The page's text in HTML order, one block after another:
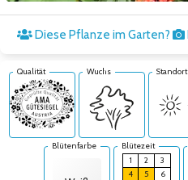
Diese Pflanze im Garten?
Qualität Wuchs Standort
Blütenfarbe
Blütezeit
1
2
3
4
5
6